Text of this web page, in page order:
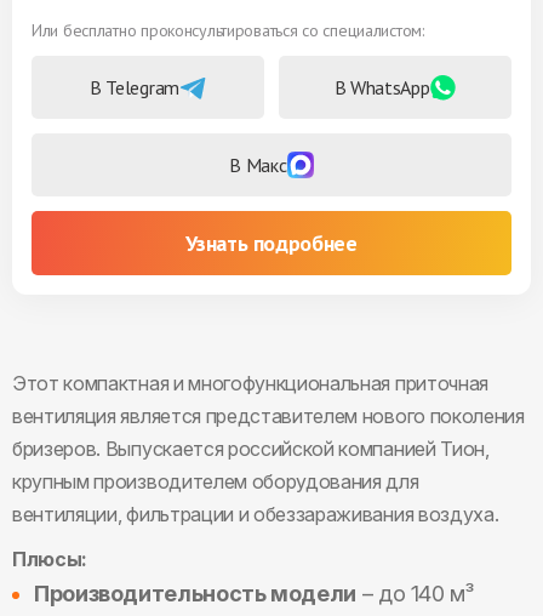
Или бесплатно проконсультироваться со специалистом:
В Telegram В WhatsApp
В Макс
Узнать подробнее
Этот компактная и многофункциональная приточная
вентиляция является представителем нового поколения
бризеров. Выпускается российской компанией Тион,
крупным производителем оборудования для
вентиляции, фильтрации и обеззараживания воздуха.
Плюсы:
Производительность модели – до 140 м³